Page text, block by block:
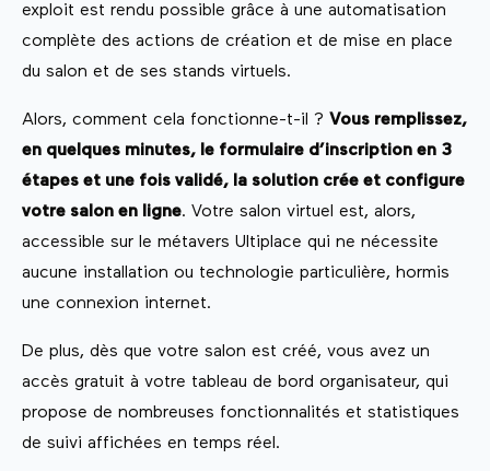
exploit est rendu possible grâce à une automatisation
complète des actions de création et de mise en place
du salon et de ses stands virtuels.
Alors, comment cela fonctionne-t-il ? Vous remplissez,
en quelques minutes, le formulaire d’inscription en 3
étapes et une fois validé, la solution crée et configure
votre salon en ligne. Votre salon virtuel est, alors,
accessible sur le métavers Ultiplace qui ne nécessite
aucune installation ou technologie particulière, hormis
une connexion internet.
De plus, dès que votre salon est créé, vous avez un
accès gratuit à votre tableau de bord organisateur, qui
propose de nombreuses fonctionnalités et statistiques
de suivi affichées en temps réel.